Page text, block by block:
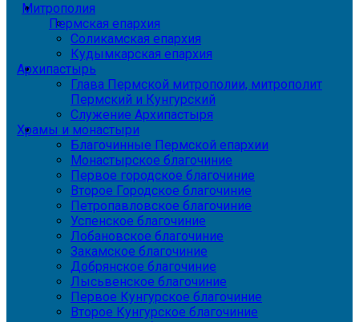
Митрополия
Пермская епархия
Соликамская епархия
Кудымкарская епархия
Архипастырь
Глава Пермской митрополии, митрополит
Пермский и Кунгурский
Служение Архипастыря
Храмы и монастыри
Благочинные Пермской епархии
Монастырское благочиние
Первое городское благочиние
Второе Городское благочиние
Петропавловское благочиние
Успенское благочиние
Лобановское благочиние
Закамское благочиние
Добрянское благочиние
Лысьвенское благочиние
Первое Кунгурское благочиние
Второе Кунгурское благочиние